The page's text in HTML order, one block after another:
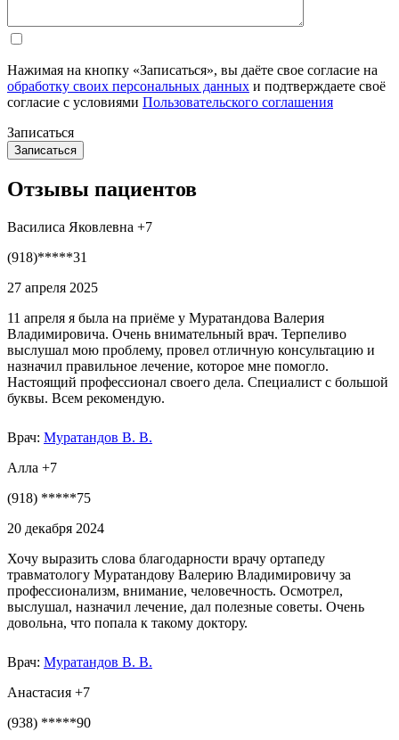
Нажимая на кнопку «Записаться», вы даёте свое согласие на
обработку своих персональных данных и подтверждаете своё
согласие с условиями Пользовательского соглашения
Записаться
Отзывы пациентов
Василиса Яковлевна +7
(918)*****31
27 апреля 2025
11 апреля я была на приёме у Муратандова Валерия
Владимировича. Очень внимательный врач. Терпеливо
выслушал мою проблему, провел отличную консультацию и
назначил правильное лечение, которое мне помогло.
Настоящий профессионал своего дела. Специалист с большой
буквы. Всем рекомендую.
Врач: Муратандов В. В.
Алла +7
(918) *****75
20 декабря 2024
Хочу выразить слова благодарности врачу ортапеду
травматологу Муратандову Валерию Владимировичу за
профессионализм, внимание, человечность. Осмотрел,
выслушал, назначил лечение, дал полезные советы. Очень
довольна, что попала к такому доктору.
Врач: Муратандов В. В.
Анастасия +7
(938) *****90